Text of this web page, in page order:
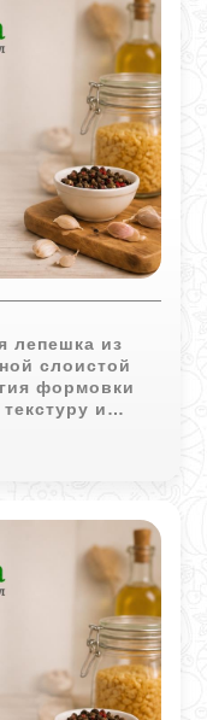
лепешка из
слоистой
формовки
и
к чаю.